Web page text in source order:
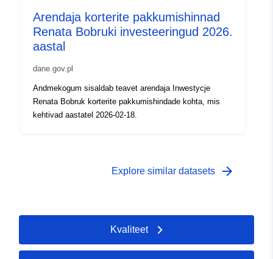
Arendaja korterite pakkumishinnad
Renata Bobruki investeeringud 2026.
aastal
dane.gov.pl
Andmekogum sisaldab teavet arendaja Inwestycje
Renata Bobruk korterite pakkumishindade kohta, mis
kehtivad aastatel 2026-02-18.
Explore similar datasets arrow_forward
Kvaliteet